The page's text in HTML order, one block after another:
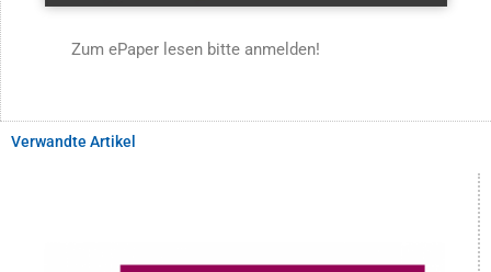
Zum ePaper lesen bitte anmelden!
Verwandte Artikel